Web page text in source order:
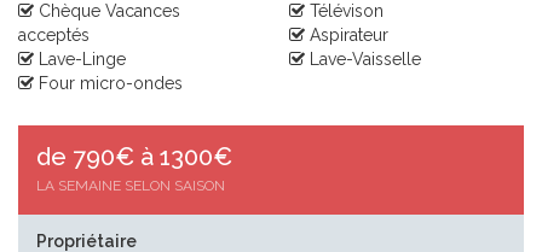
Chèque Vacances
acceptés
Télévison
Aspirateur
Lave-Linge
Lave-Vaisselle
Four micro-ondes
de 790€ à 1300€
LA SEMAINE SELON SAISON
Propriétaire